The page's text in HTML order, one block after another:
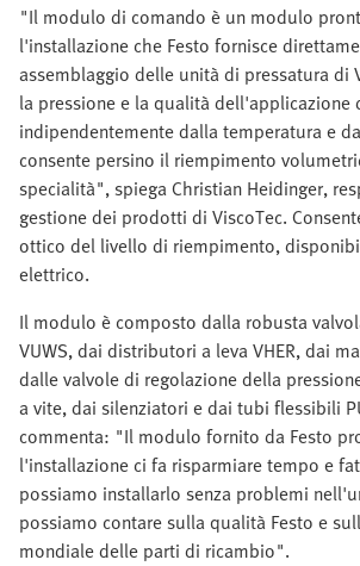
"Il modulo di comando è un modulo
l'installazione che Festo fornisce
assemblaggio delle unità di pressatura di
la pressione e la qualità dell'applicazione
indipendentemente dalla temperatura e
consente persino il riempimento
specialità", spiega Christian Heidinger,
gestione dei prodotti di ViscoTec.
ottico del livello di riempimento,
elettrico.
Il modulo è composto dalla robusta
VUWS, dai distributori a leva VHER, dai
dalle valvole di regolazione della
a vite, dai silenziatori e dai tubi flessibili
commenta: "Il modulo fornito da Festo
l'installazione ci fa risparmiare tempo e
possiamo installarlo senza problemi
possiamo contare sulla qualità Festo e
mondiale delle parti di ricambio".